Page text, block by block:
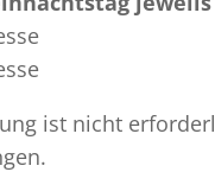
ist nicht